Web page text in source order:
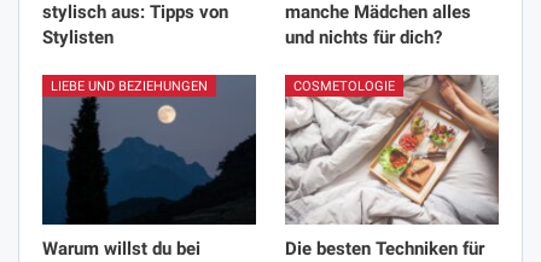
stylisch aus: Tipps von
Stylisten
manche Mädchen alles
und nichts für dich?
LIEBE UND BEZIEHUNGEN
Warum willst du bei
COSMETOLOGIE
Die besten Techniken für